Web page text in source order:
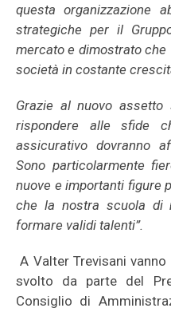
questa organizzazione
strategiche per il
mercato e dimostrato
società in costante
Grazie al nuovo
rispondere alle sfide
assicurativo dovranno
Sono particolarmente
nuove e importanti figure
che la nostra scuola di
formare validi talenti”.
A Valter Trevisani
svolto da parte del
Consiglio di